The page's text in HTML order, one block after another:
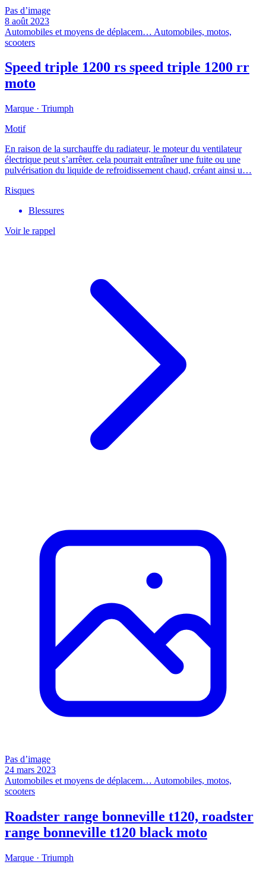
Pas d’image
8 août 2023
Automobiles et moyens de déplacem… Automobiles, motos,
scooters
Speed triple 1200 rs speed triple 1200 rr
moto
Marque · Triumph
Motif
En raison de la surchauffe du radiateur, le moteur du ventilateur
électrique peut s’arrêter. cela pourrait entraîner une fuite ou une
pulvérisation du liquide de refroidissement chaud, créant ainsi u…
Risques
Blessures
Voir le rappel
Pas d’image
24 mars 2023
Automobiles et moyens de déplacem… Automobiles, motos,
scooters
Roadster range bonneville t120, roadster
range bonneville t120 black moto
Marque · Triumph